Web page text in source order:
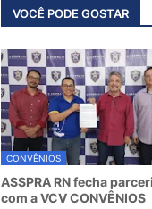
VOCÊ PODE GOSTAR
CONVÊNIOS
ASSPRA RN fecha
com a VCV CONVÊNIOS